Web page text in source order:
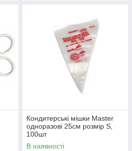
Кондитерські мішки Master
одноразові 25см розмір S,
100шт
В наявності